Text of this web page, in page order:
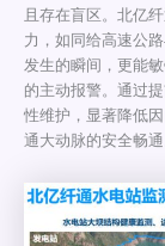
且存在盲区。北亿
力，如同给高速公
发生的瞬间，更能
的主动报警。通过
性维护，显著降低
通大动脉的安全畅通